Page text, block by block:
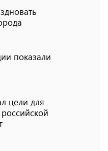
показали
цели для